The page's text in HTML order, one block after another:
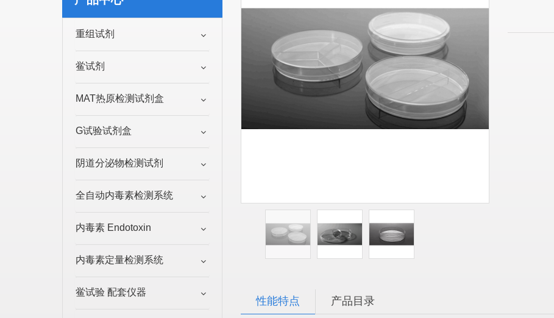
性能特点 产品目录
重组试剂
鲎试剂
MAT热原检测试剂盒
G试验试剂盒
阴道分泌物检测试剂
全自动内毒素检测系统
内毒素 Endotoxin
内毒素定量检测系统
鲎试验 配套仪器